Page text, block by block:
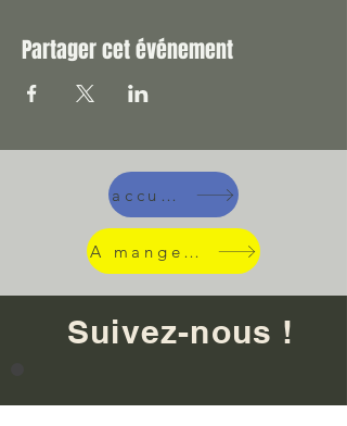
Partager cet événement
accueil
A manger !
Suivez-nous !